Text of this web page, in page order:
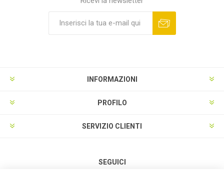
INFORMAZIONI
PROFILO
SERVIZIO CLIENTI
SEGUICI